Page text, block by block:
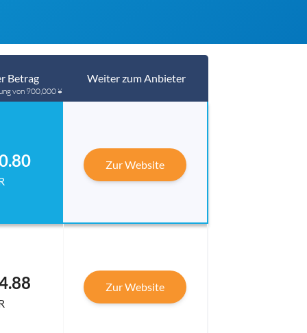
Betrag
von 900,000 ¥
Weiter zum Anbieter
Zur Website
Zur Website